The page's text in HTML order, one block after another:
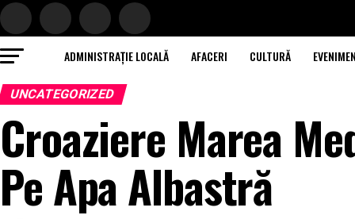
ADMINISTRAȚIE LOCALĂ AFACERI CULTURĂ
UNCATEGORIZED
Croaziere Marea
Pe Apa Albastră